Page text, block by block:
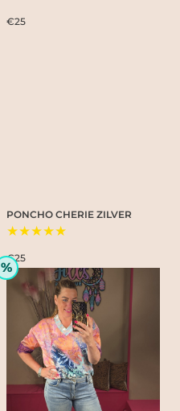
€25
PONCHO CHERIE ZILVER
★★★★★
€25
%